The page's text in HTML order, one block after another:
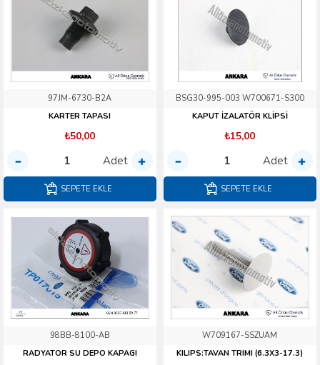
97JM-6730-B2A
KARTER TAPASI
₺50,00
Adet
SEPETE EKLE
BSG30-995-003 W700671-S300
KAPUT İZALATÖR KLİPSİ
₺15,00
Adet
SEPETE EKLE
98BB-8100-AB
RADYATOR SU DEPO KAPAGI
W709167-SSZUAM
KILIPS:TAVAN TRIMI (6.3X3-17.3)